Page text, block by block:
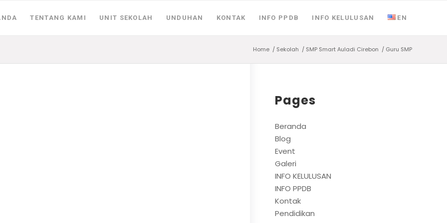
TENTANG KAMI UNIT SEKOLAH UNDUHAN KONTAK INFO PPDB INFO KELULUSAN EN
Home / Sekolah / SMP Smart Auladi Cirebon / Guru SMP
Pages
Beranda
Blog
Event
Galeri
INFO KELULUSAN
INFO PPDB
Kontak
Pendidikan